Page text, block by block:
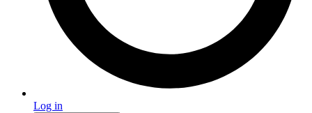
Log in